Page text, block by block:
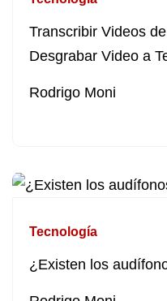
Transcribir Videos
Desgrabar Video a
Rodrigo Moni
Tecnología
¿Existen los